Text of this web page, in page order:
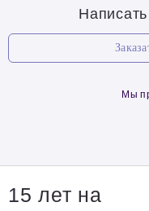
Мы
15 лет на